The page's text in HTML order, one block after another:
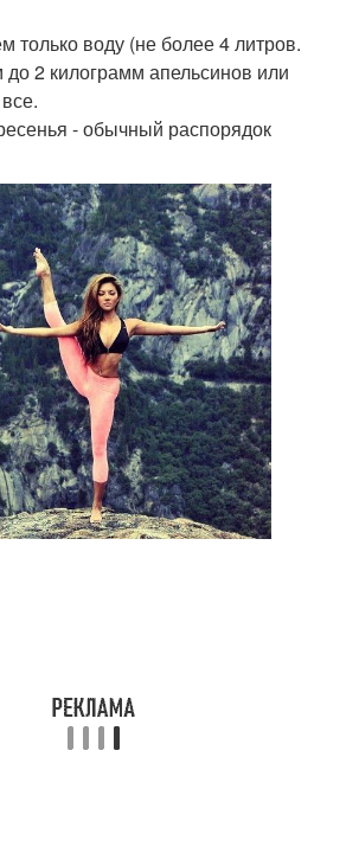
только воду (не более 4 литров.
2 килограмм апельсинов или
- обычный распорядок